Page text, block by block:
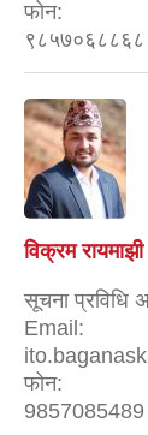
फोन:
९८५७०६८८६८
विक्रम रायमाझी
सूचना प्रविधि
Email:
फोन:
9857085489